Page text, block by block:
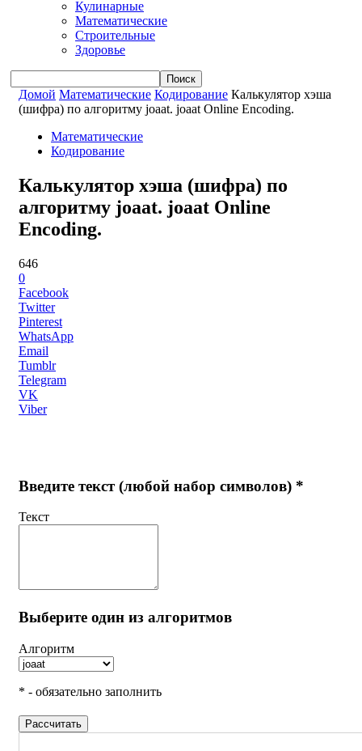
Кулинарные
Математические
Строительные
Здоровье
Домой Математические Кодирование Калькулятор хэша
(шифра) по алгоритму joaat. joaat Online Encoding.
Математические
Кодирование
Калькулятор хэша (шифра) по
алгоритму joaat. joaat Online
Encoding.
646
0
Facebook
Twitter
Pinterest
WhatsApp
Email
Tumblr
Telegram
VK
Viber
Введите текст (любой набор символов) *
Текст
Выберите один из алгоритмов
Алгоритм
* - обязательно заполнить
Рассчитать